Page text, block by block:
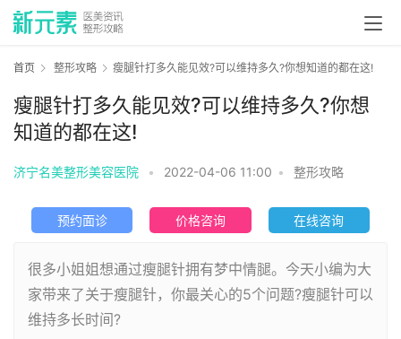
首页 整形攻略 瘦腿针打多久能见效?可以维持多久?你想知道的都在这!
瘦腿针打多久能见效?可以维持多久?你想
知道的都在这!
济宁名美整形美容医院 • 2022-04-06 11:00 • 整形攻略
预约面诊 价格咨询 在线咨询
很多小姐姐想通过瘦腿针拥有梦中情腿。今天小编为大
家带来了关于瘦腿针，你最关心的5个问题?瘦腿针可以
维持多长时间?